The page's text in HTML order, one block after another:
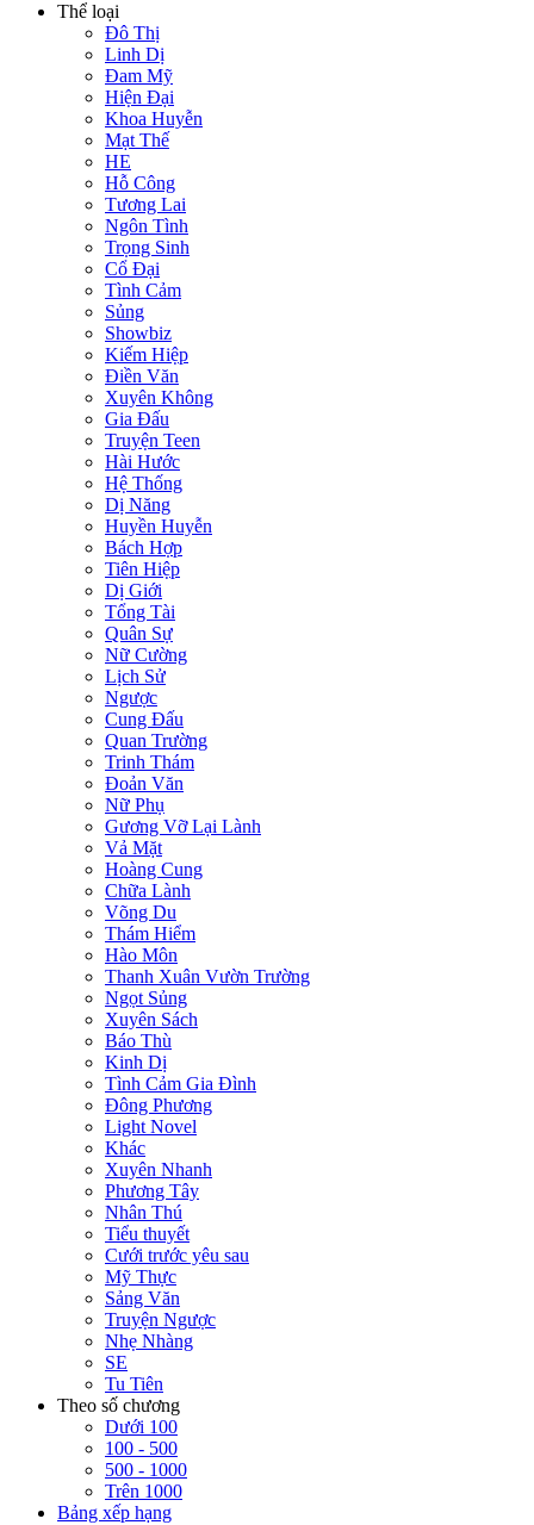
Thể loại
Đô Thị
Linh Dị
Đam Mỹ
Hiện Đại
Khoa Huyễn
Mạt Thế
HE
Hỗ Công
Tương Lai
Ngôn Tình
Trọng Sinh
Cổ Đại
Tình Cảm
Sủng
Showbiz
Kiếm Hiệp
Điền Văn
Xuyên Không
Gia Đấu
Truyện Teen
Hài Hước
Hệ Thống
Dị Năng
Huyền Huyễn
Bách Hợp
Tiên Hiệp
Dị Giới
Tổng Tài
Quân Sự
Nữ Cường
Lịch Sử
Ngược
Cung Đấu
Quan Trường
Trinh Thám
Đoản Văn
Nữ Phụ
Gương Vỡ Lại Lành
Vả Mặt
Hoàng Cung
Chữa Lành
Võng Du
Thám Hiểm
Hào Môn
Thanh Xuân Vườn Trường
Ngọt Sủng
Xuyên Sách
Báo Thù
Kinh Dị
Tình Cảm Gia Đình
Đông Phương
Light Novel
Khác
Xuyên Nhanh
Phương Tây
Nhân Thú
Tiểu thuyết
Cưới trước yêu sau
Mỹ Thực
Sảng Văn
Truyện Ngược
Nhẹ Nhàng
SE
Tu Tiên
Theo số chương
Dưới 100
100 - 500
500 - 1000
Trên 1000
Bảng xếp hạng